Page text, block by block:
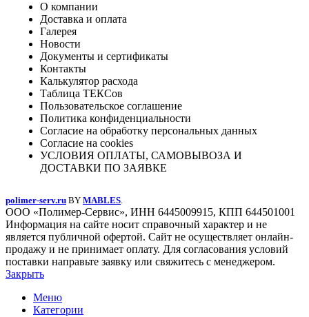
О компании
Доставка и оплата
Галерея
Новости
Документы и сертификаты
Контакты
Калькулятор расхода
Таблица ТЕКСов
Пользовательское соглашение
Политика конфиденциальности
Согласие на обработку персональных данных
Согласие на cookies
УСЛОВИЯ ОПЛАТЫ, САМОВЫВОЗА И
ДОСТАВКИ ПО ЗАЯВКЕ
polimer-serv.ru BY MABLES.
ООО «Полимер-Сервис», ИНН 6445009915, КПП 644501001
Информация на сайте носит справочный характер и не
является публичной офертой. Сайт не осуществляет онлайн-
продажу и не принимает оплату. Для согласования условий
поставки направьте заявку или свяжитесь с менеджером.
Закрыть
Меню
Категории